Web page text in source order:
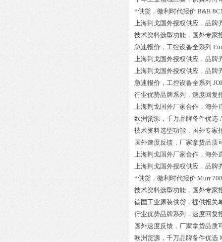
*供货，微利时代报价 B&R
上海荆戈国外授权供应，品牌
技术资料选型功能，国外专家
急速报价，工控设备全系列
上海荆戈国外授权供应，品牌
上海荆戈国外授权供应，品牌
急速报价，工控设备全系列
行业优势品牌系列，速度回复
上海荆戈国外厂家合作，海外
欧洲货源，千万品牌备件优选
技术资料选型功能，国外专家
国外速度反馈，厂家拿货品质
上海荆戈国外厂家合作，海外
上海荆戈国外授权供应，品牌
*供货，微利时代报价 Murr
技术资料选型功能，国外专家
德国工业原装供货，提供报关
行业优势品牌系列，速度回复
国外速度反馈，厂家拿货品质
欧洲货源，千万品牌备件优选